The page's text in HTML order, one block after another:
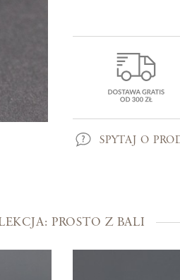
Prosto z Bali
SPYTAJ O
PROSTO Z BALI